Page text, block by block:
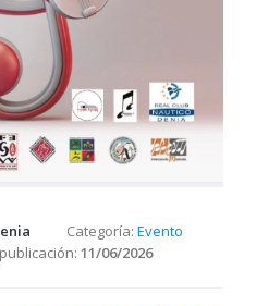
Categoría: Evento
11/06/2026